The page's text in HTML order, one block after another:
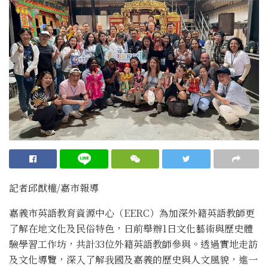
記者邱猷權/嘉市報導
嘉義市英語教育資源中心（EERC）為加深外籍英語教師更
了解在地文化及民俗特色，日前舉辦1日文化藝術與歷史體
驗學習工作坊，共計33位外籍英語教師參與。透過實地走訪
及文化導覽，深入了解我國及嘉義的歷史與人文風貌，進一